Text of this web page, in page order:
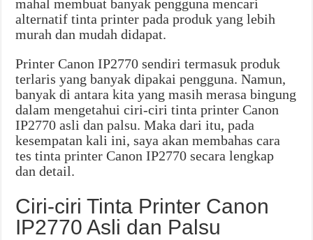
mahal membuat banyak pengguna mencari
alternatif tinta printer pada produk yang lebih
murah dan mudah didapat.
Printer Canon IP2770 sendiri termasuk produk
terlaris yang banyak dipakai pengguna. Namun,
banyak di antara kita yang masih merasa bingung
dalam mengetahui ciri-ciri tinta printer Canon
IP2770 asli dan palsu. Maka dari itu, pada
kesempatan kali ini, saya akan membahas cara
tes tinta printer Canon IP2770 secara lengkap
dan detail.
Ciri-ciri Tinta Printer Canon
IP2770 Asli dan Palsu